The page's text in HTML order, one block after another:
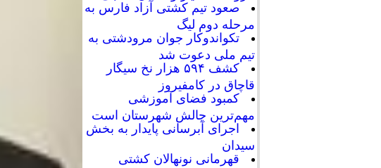
صعود تیم کشتی آزاد فارس به
مرحله دوم لیگ
تکواندوکار جوان مرودشتی به
تیم ملی دعوت شد
کشف ۵۹۴ هزار نخ سیگار
قاچاق در کامفیروز
کمبود فضای آموزشی
مهم‌ترین چالش شهرستان است
اجرای آبرسانی پایدار به بخش
سیدان
قهرمانی نونهالان کشتی